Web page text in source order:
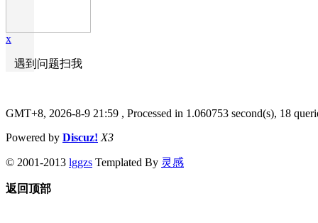
x
遇到问题扫我
GMT+8, 2026-8-9 21:59 , Processed in 1.060753 second(s), 18
Powered by Discuz! X3
© 2001-2013 lggzs Templated By 灵感
返回顶部